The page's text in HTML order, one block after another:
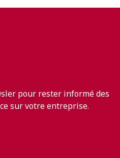
pour rester informé des
sur votre entreprise.